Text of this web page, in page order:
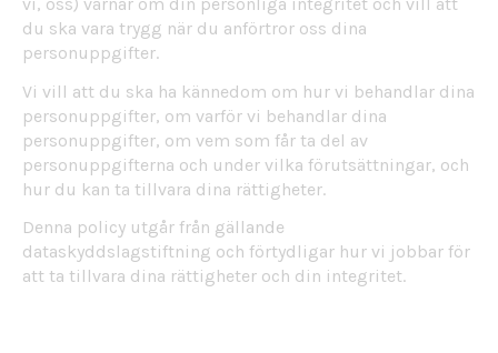
du ska vara trygg när du anförtror oss dina
personuppgifter.
Vi vill att du ska ha kännedom om hur vi behandlar dina
personuppgifter, om varför vi behandlar dina
personuppgifter, om vem som får ta del av
personuppgifterna och under vilka förutsättningar, och
hur du kan ta tillvara dina rättigheter.
Denna policy utgår från gällande
dataskyddslagstiftning och förtydligar hur vi jobbar för
att ta tillvara dina rättigheter och din integritet.